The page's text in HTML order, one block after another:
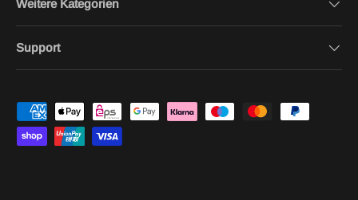
Weitere Kategorien
Support
Zahlungsmethoden